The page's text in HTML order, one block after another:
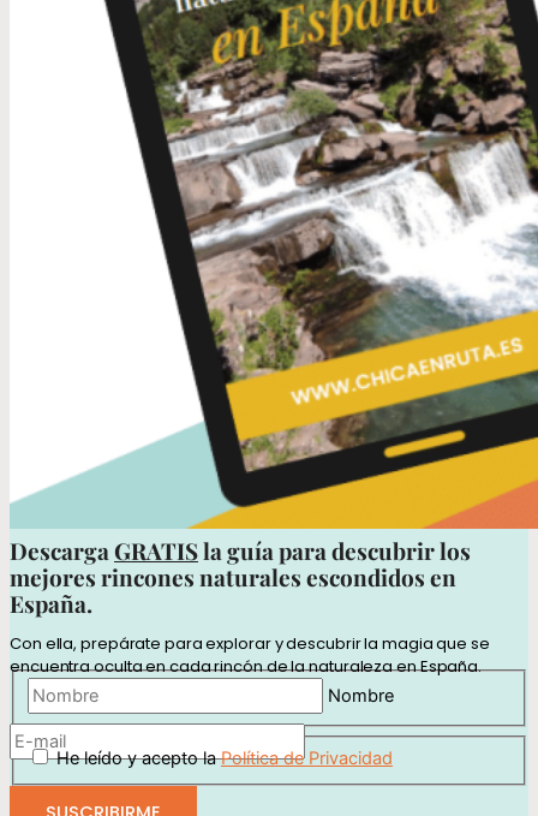
DescargaGRATISla guía para descubrir los
mejores rincones naturales escondidos en
España.
Con ella, prepárate para explorar y descubrir la magia que se
encuentra oculta en cada rincón de la naturaleza en España.
Nombre
He leído y acepto laPolítica de Privacidad